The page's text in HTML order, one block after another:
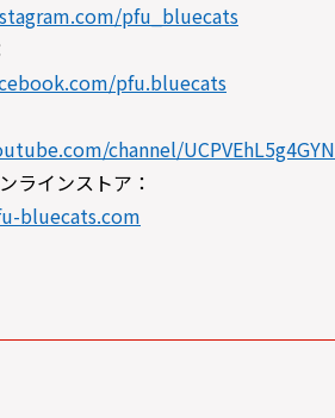
pfu_bluecats
pfu.bluecats
channel/
ラインストア：
bluecats.com